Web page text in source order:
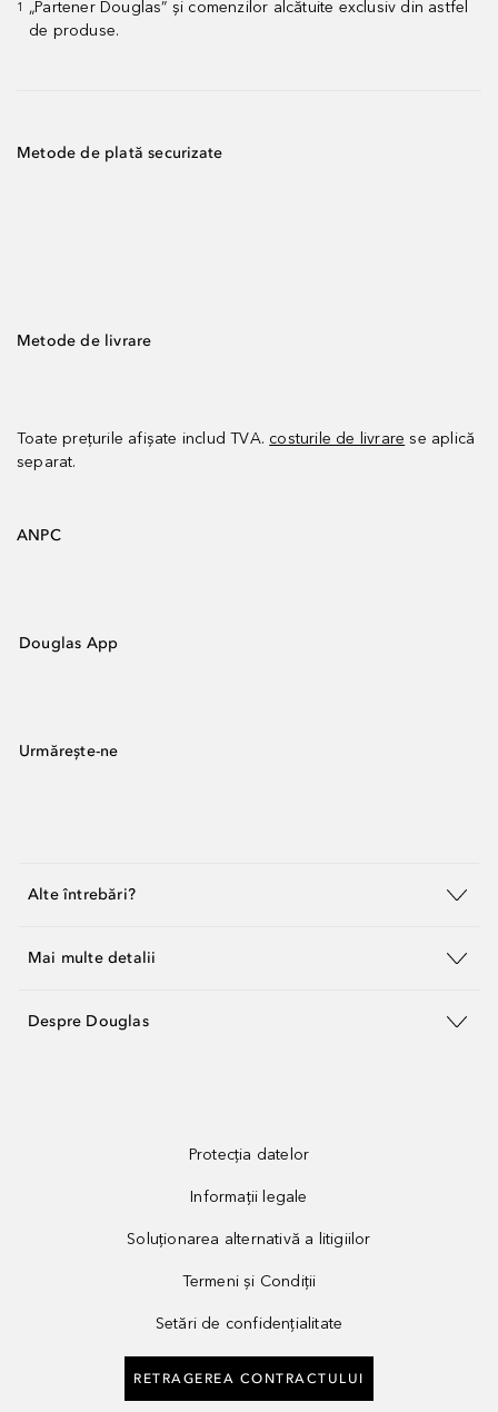
1
„Partener Douglas” și comenzilor alcătuite exclusiv din astfel
de produse.
Metode de plată securizate
Metode de livrare
Toate prețurile afișate includ TVA. costurile de livrare se aplică
separat.
ANPC
Douglas App
Urmărește-ne
Alte întrebări?
Mai multe detalii
Despre Douglas
Protecția datelor
Informații legale
Soluționarea alternativă a litigiilor
Termeni și Condiții
Setări de confidențialitate
RETRAGEREA CONTRACTULUI